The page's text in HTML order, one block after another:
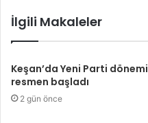
İlgili Makaleler
Keşan’da Yeni Parti dönemi
resmen başladı
2 gün önce